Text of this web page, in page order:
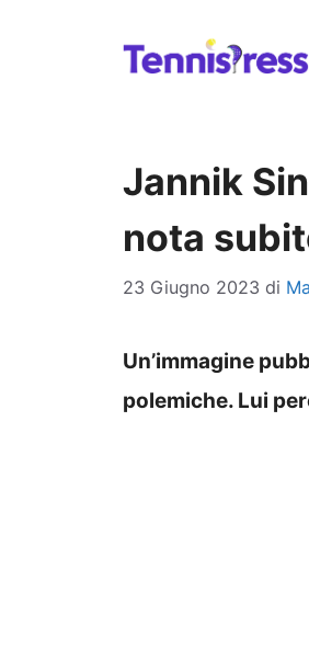
Jannik
nota
23 Giugno 2023 di
Un’immagine
polemiche. Lui